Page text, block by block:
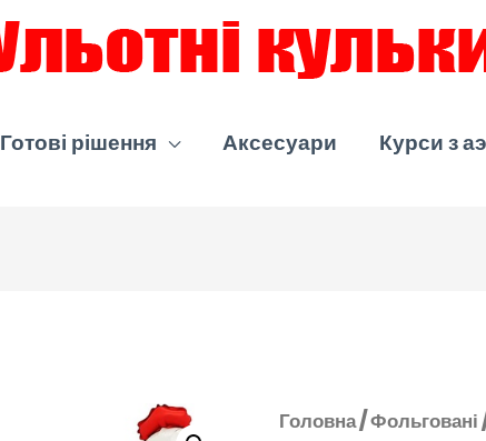
Готові рішення Аксесуари Курси з
Головна/Фольговані